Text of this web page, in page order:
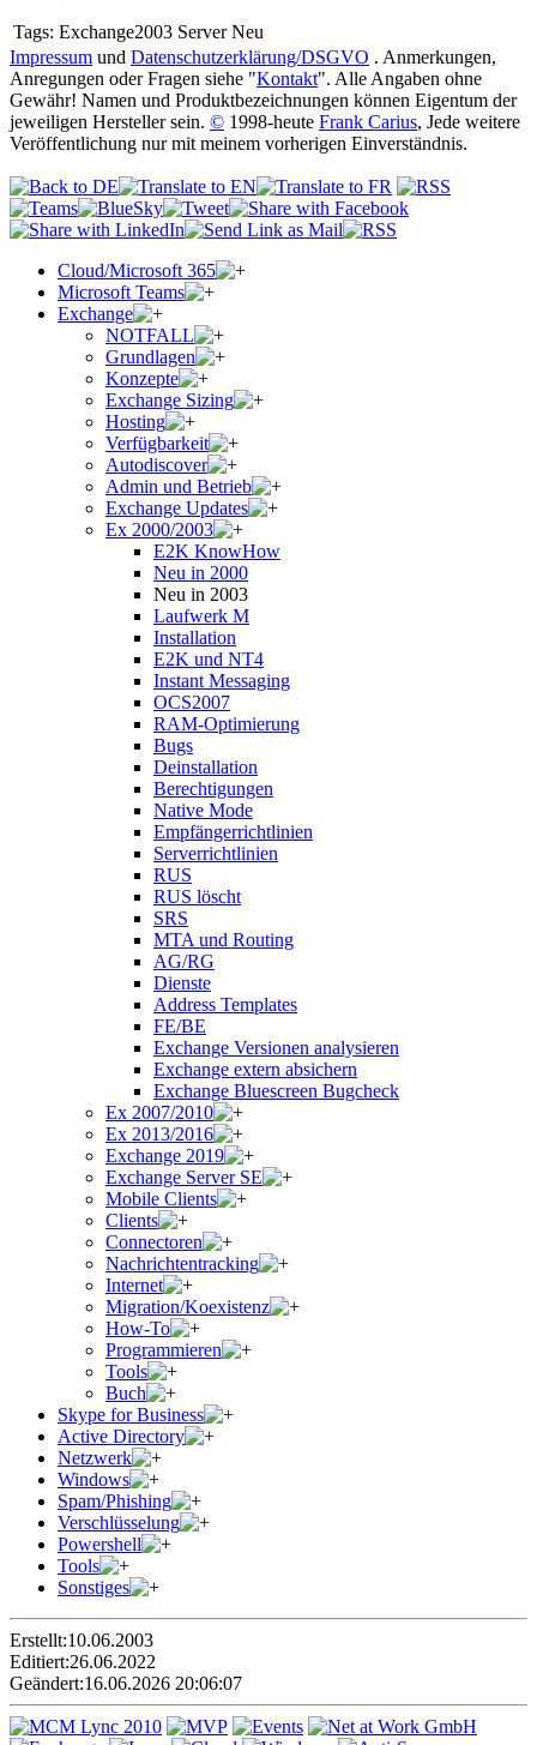
Tags: Exchange2003 Server Neu
Impressum und Datenschutzerklärung/DSGVO . Anmerkungen,
Anregungen oder Fragen siehe "Kontakt". Alle Angaben ohne
Gewähr! Namen und Produktbezeichnungen können Eigentum der
jeweiligen Hersteller sein. © 1998-heute Frank Carius, Jede weitere
Veröffentlichung nur mit meinem vorherigen Einverständnis.
Cloud/Microsoft 365
Microsoft Teams
Exchange
NOTFALL
Grundlagen
Konzepte
Exchange Sizing
Hosting
Verfügbarkeit
Autodiscover
Admin und Betrieb
Exchange Updates
Ex 2000/2003
E2K KnowHow
Neu in 2000
Neu in 2003
Laufwerk M
Installation
E2K und NT4
Instant Messaging
OCS2007
RAM-Optimierung
Bugs
Deinstallation
Berechtigungen
Native Mode
Empfängerrichtlinien
Serverrichtlinien
RUS
RUS löscht
SRS
MTA und Routing
AG/RG
Dienste
Address Templates
FE/BE
Exchange Versionen analysieren
Exchange extern absichern
Exchange Bluescreen Bugcheck
Ex 2007/2010
Ex 2013/2016
Exchange 2019
Exchange Server SE
Mobile Clients
Clients
Connectoren
Nachrichtentracking
Internet
Migration/Koexistenz
How-To
Programmieren
Tools
Buch
Skype for Business
Active Directory
Netzwerk
Windows
Spam/Phishing
Verschlüsselung
Powershell
Tools
Sonstiges
Erstellt:10.06.2003
Editiert:26.06.2022
Geändert:16.06.2026 20:06:07